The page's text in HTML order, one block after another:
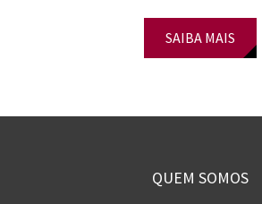
SAIBA MAIS
QUEM SOMOS